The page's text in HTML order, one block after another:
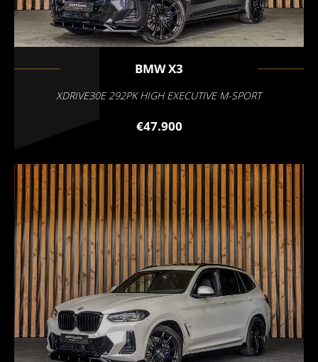
BMWX3
XDRIVE30E 292PK HIGH EXECUTIVE M-SPORT
€47.900